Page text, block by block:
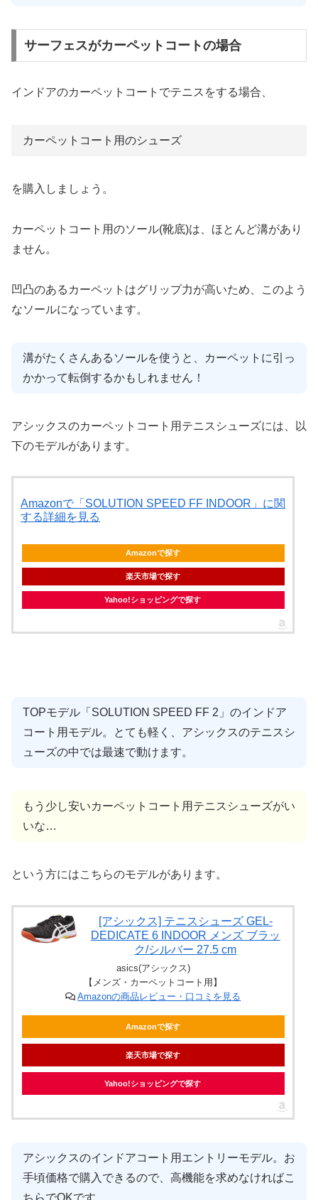
サーフェスがカーペットコートの場合
インドアのカーペットコートでテニスをする場合、
カーペットコート用のシューズ
を購入しましょう。
カーペットコート用のソール(靴底)は、ほとんど溝があり
ません。
凹凸のあるカーペットはグリップ力が高いため、このよう
なソールになっています。
溝がたくさんあるソールを使うと、カーペットに引っ
かかって転倒するかもしれません！
アシックスのカーペットコート用テニスシューズには、以
下のモデルがあります。
Amazonで「SOLUTION SPEED FF INDOOR」に関
する詳細を見る
Amazonで探す
楽天市場で探す
Yahoo!ショッピングで探す
TOPモデル「SOLUTION SPEED FF 2」のインドア
コート用モデル。とても軽く、アシックスのテニスシ
ューズの中では最速で動けます。
もう少し安いカーペットコート用テニスシューズがい
いな…
という方にはこちらのモデルがあります。
[アシックス] テニスシューズ GEL-
DEDICATE 6 INDOOR メンズ ブラッ
ク/シルバー 27.5 cm
asics(アシックス)
【メンズ・カーペットコート用】
Amazonの商品レビュー・口コミを見る
Amazonで探す
楽天市場で探す
Yahoo!ショッピングで探す
アシックスのインドアコート用エントリーモデル。お
手頃価格で購入できるので、高機能を求めなければこ
ちらでOKです。